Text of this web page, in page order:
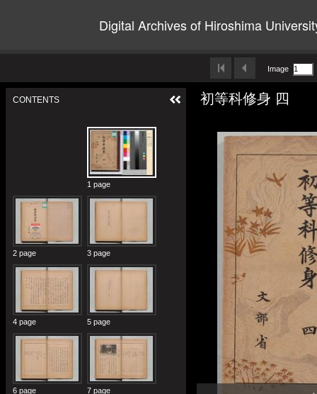
Digital Archives of Hiroshima